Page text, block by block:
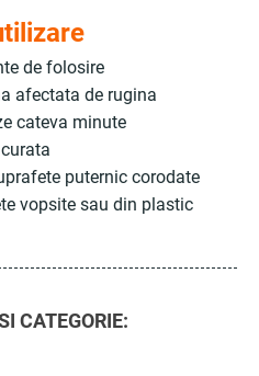
de folosire
afectata de rugina
cateva minute
puternic corodate
vopsite sau din plastic
CATEGORIE: